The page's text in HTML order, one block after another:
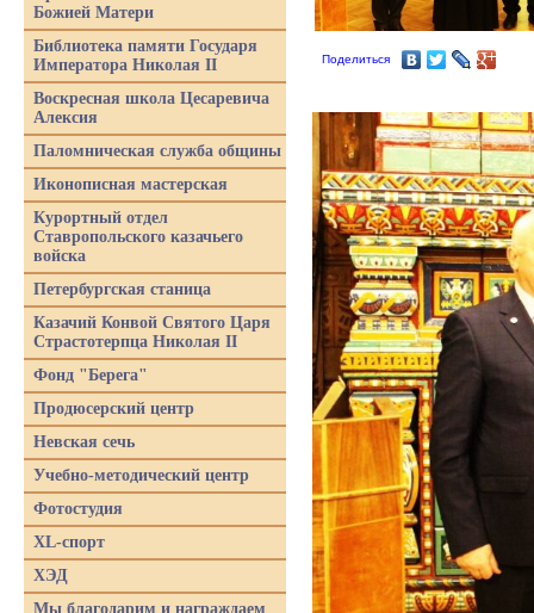
Поделиться
Божией Матери
Библиотека памяти Государя
Императора Николая II
Воскресная школа Цесаревича
Алексия
Паломническая служба общины
Иконописная мастерская
Курортный отдел
Ставропольского казачьего
войска
Петербургская станица
Казачий Конвой Святого Царя
Страстотерпца Николая II
Фонд "Берега"
Продюсерский центр
Невская сечь
Учебно-методический центр
Фотостудия
XL-спорт
ХЭД
Мы благодарим и награждаем